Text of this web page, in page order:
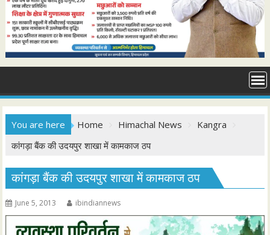
You are here Home Himachal News
Kangra
कांगड़ा बैंक की उदयपुर शाखा में कामकाज ठप
कांगड़ा बैंक की उदयपुर शाखा में कामकाज ठप
June 5, 2013 ibindiannews